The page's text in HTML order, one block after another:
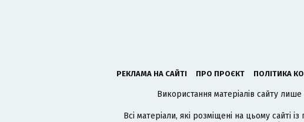
РЕКЛАМА НА САЙТІ ПРО ПРОЄКТ ПОЛІТИКА
Використання матеріалів сайту
Всі матеріали, які розміщені на цьому сайті